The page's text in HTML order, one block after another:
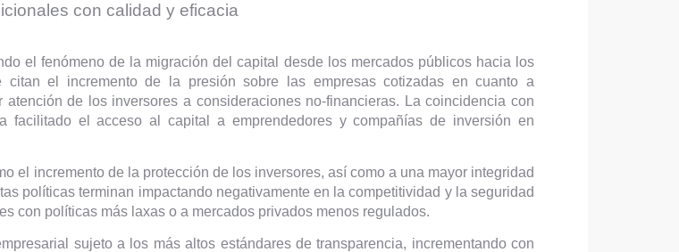
con calidad y eficacia
el fenómeno de la migración del capital desde los mercados públicos hacia los
el incremento de la presión sobre las empresas cotizadas en cuanto a
de los inversores a consideraciones no-financieras. La coincidencia con
facilitado el acceso al capital a emprendedores y compañías de inversión en
el incremento de la protección de los inversores, así como a una mayor integridad
políticas terminan impactando negativamente en la competitividad y la seguridad
con políticas más laxas o a mercados privados menos regulados.
sujeto a los más altos estándares de transparencia, incrementando con